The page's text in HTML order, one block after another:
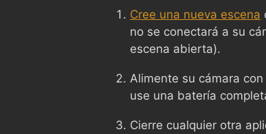
Cree una nueva escena
no se conectará a su
escena abierta).
Alimente su cámara
use una batería
Cierre cualquier otra